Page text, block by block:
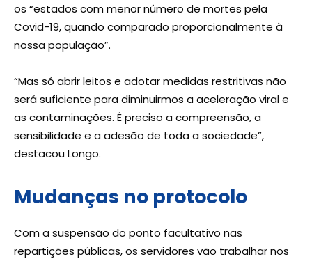
os “estados com menor número de mortes pela
Covid-19, quando comparado proporcionalmente à
nossa população”.
“Mas só abrir leitos e adotar medidas restritivas não
será suficiente para diminuirmos a aceleração viral e
as contaminações. É preciso a compreensão, a
sensibilidade e a adesão de toda a sociedade”,
destacou Longo.
Mudanças no protocolo
Com a suspensão do ponto facultativo nas
repartições públicas, os servidores vão trabalhar nos